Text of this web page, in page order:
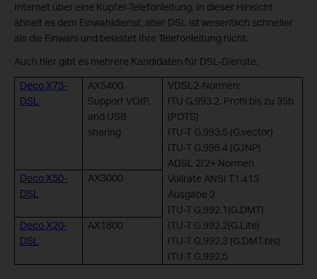
Internet über eine Kupfer-Telefonleitung. In dieser Hinsicht
ähnelt es dem Einwahldienst, aber DSL ist wesentlich schneller
als die Einwahl und belastet Ihre Telefonleitung nicht.
Auch hier gibt es mehrere Kandidaten für DSL-Dienste.
Deco X73-
DSL
AX5400,
Support VOIP,
and USB
sharing
VDSL2-Normen:
ITU G.993.2, Profil bis zu 35b
(POTS)
ITU-T G.993.5 (G.vector)
ITU-T G.998.4 (G.INP)
ADSL 2/2+ Normen
Vollrate ANSI T1.413
Ausgabe 2
ITU-T G.992.1(G.DMT)
ITU-T G.992.2(G.Lite)
ITU-T G.992.3 (G.DMT.bis)
ITU-T G.992.5
Deco X50-
DSL
AX3000
Deco X20-
DSL
AX1800